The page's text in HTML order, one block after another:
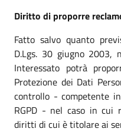
Diritto di proporre
Fatto salvo quanto
D.Lgs. 30 giugno 2003,
Interessato potrà
Protezione dei Dati
controllo - competente
RGPD - nel caso in cui
diritti di cui è titolare ai